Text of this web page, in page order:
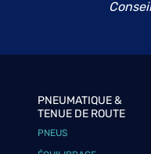
PNEUMATIQUE &
TENUE DE ROUTE
PNEUS